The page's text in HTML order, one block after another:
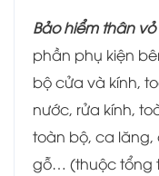
Bảo hiểm thân vỏ
phần phụ kiện
bộ cửa và kính,
nước, rửa kính,
toàn bộ, ca
gỗ… (thuộc tổng